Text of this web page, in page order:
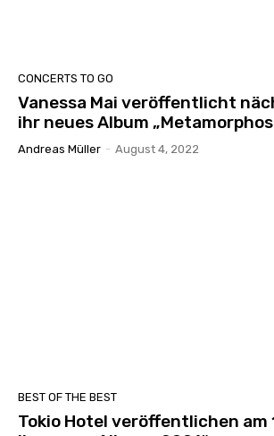
CONCERTS TO GO
Vanessa Mai veröffentlicht
ihr neues Album
Andreas Müller - August 4, 2022
BEST OF THE BEST
Tokio Hotel veröffentlichen am